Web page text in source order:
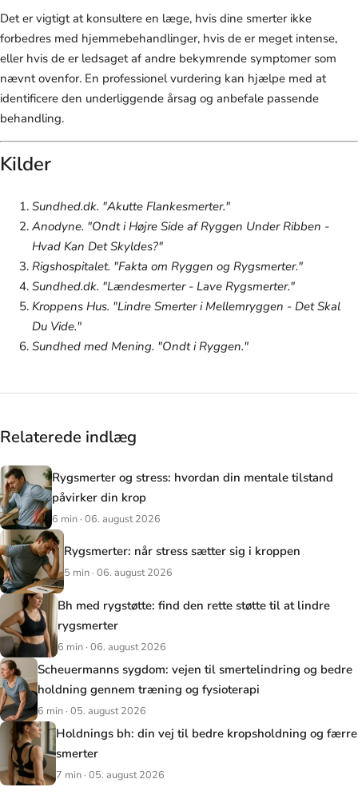
Det er vigtigt at konsultere en læge, hvis dine smerter ikke
forbedres med hjemmebehandlinger, hvis de er meget intense,
eller hvis de er ledsaget af andre bekymrende symptomer som
nævnt ovenfor. En professionel vurdering kan hjælpe med at
identificere den underliggende årsag og anbefale passende
behandling.
Kilder
Sundhed.dk. "Akutte Flankesmerter."
Anodyne. "Ondt i Højre Side af Ryggen Under Ribben -
Hvad Kan Det Skyldes?"
Rigshospitalet. "Fakta om Ryggen og Rygsmerter."
Sundhed.dk. "Lændesmerter - Lave Rygsmerter."
Kroppens Hus. "Lindre Smerter i Mellemryggen - Det Skal
Du Vide."
Sundhed med Mening. "Ondt i Ryggen."
Relaterede indlæg
Rygsmerter og stress: hvordan din mentale tilstand
påvirker din krop
6 min · 06. august 2026
Rygsmerter: når stress sætter sig i kroppen
5 min · 06. august 2026
Bh med rygstøtte: find den rette støtte til at lindre
rygsmerter
6 min · 06. august 2026
Scheuermanns sygdom: vejen til smertelindring og bedre
holdning gennem træning og fysioterapi
6 min · 05. august 2026
Holdnings bh: din vej til bedre kropsholdning og færre
smerter
7 min · 05. august 2026